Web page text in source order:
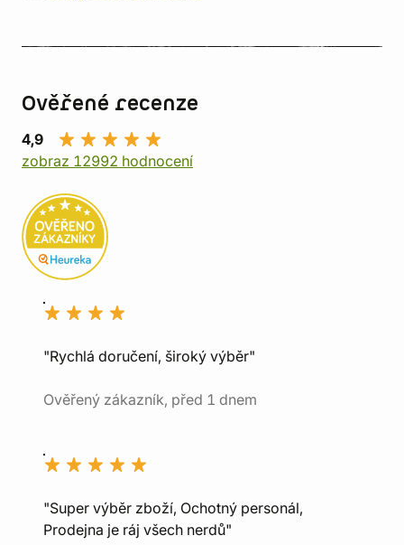
Ověřené recenze
4,9
zobraz 12992 hodnocení
"Rychlá doručení, široký výběr"
Ověřený zákazník, před 1 dnem
"Super výběr zboží, Ochotný personál,
Prodejna je ráj všech nerdů"